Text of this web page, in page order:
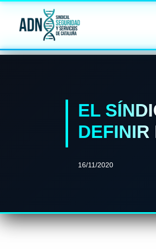
EL
16/11/2020